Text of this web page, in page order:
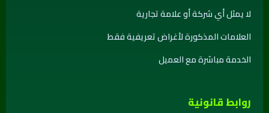
لا يمثل أي شركة أو علامة تجارية
العلامات المذكورة لأغراض تعريفية فقط
الخدمة مباشرة مع العميل
روابط قانونية